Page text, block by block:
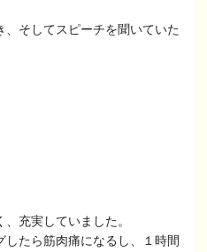
そしてスピーチを聞いていた
充実していました。
たら筋肉痛になるし、１時間